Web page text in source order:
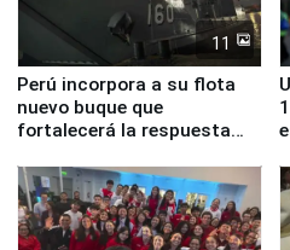
11
Perú incorpora a su flota
nuevo buque que
fortalecerá la respuesta